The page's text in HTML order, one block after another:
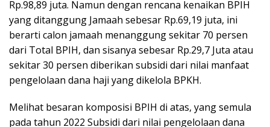
Rp.98,89 juta. Namun dengan rencana kenaikan BPIH
yang ditanggung Jamaah sebesar Rp.69,19 juta, ini
berarti calon jamaah menanggung sekitar 70 persen
dari Total BPIH, dan sisanya sebesar Rp.29,7 Juta atau
sekitar 30 persen diberikan subsidi dari nilai manfaat
pengelolaan dana haji yang dikelola BPKH.
Melihat besaran komposisi BPIH di atas, yang semula
pada tahun 2022 Subsidi dari nilai pengelolaan dana